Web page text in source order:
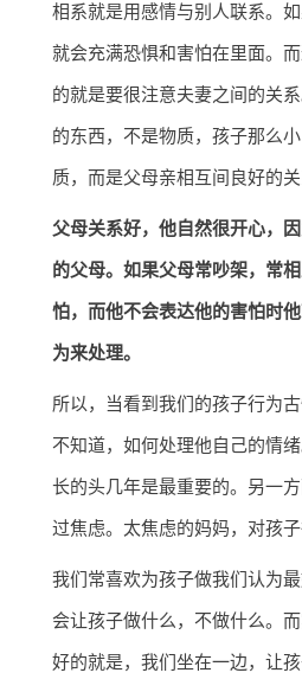
相系就是用感情与别人联系。
就会充满恐惧和害怕在里面。
的就是要很注意夫妻之间的关
的东西，不是物质，孩子那么
质，而是父母亲相互间良好的关
父母关系好，他自然很开心，
的父母。如果父母常吵架，常
怕，而他不会表达他的害怕时
为来处理。
所以，当看到我们的孩子行为
不知道，如何处理他自己的情
长的头几年是最重要的。另一
过焦虑。太焦虑的妈妈，对孩子
我们常喜欢为孩子做我们认为
会让孩子做什么，不做什么。
好的就是，我们坐在一边，让